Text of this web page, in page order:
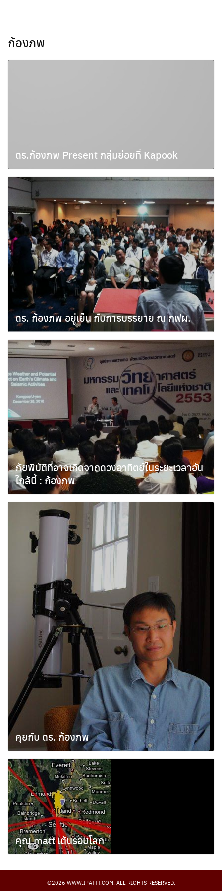
for:
ก้องภพ
ดร.ก้องภพ Present กลุ่มย่อยที่ Kapook
มกราคม 19, 2011
ดร. ก้องภพ อยู่เย็น กับการบรรยาย ณ กฟผ.
มกราคม 8, 2011
ภัยพิบัติที่อาจเกิดจากดวงอาทิตย์ในระยะเวลาอัน
ใกล้นี้ : ก้องภพ
ธันวาคม 27, 2010
คุยกับ ดร. ก้องภพ
ตุลาคม 18, 2010
คุณ matt เต้นรอบโลก
เมษายน 9, 2009
©2026 WWW.IPATTT.COM. ALL RIGHTS RESERVED.